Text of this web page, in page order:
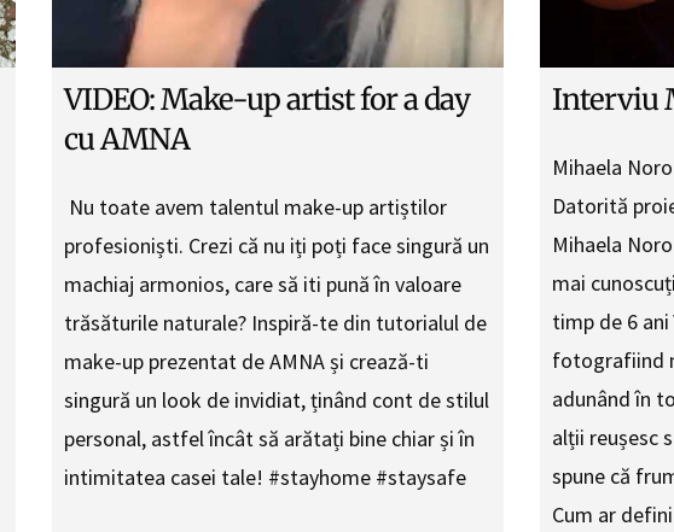
VIDEO: Make-up artist for a day
cu AMNA
Nu toate avem talentul make-up artiștilor
profesioniști. Crezi că nu iți poți face singură un
machiaj armonios, care să iti pună în valoare
trăsăturile naturale? Inspiră-te din tutorialul de
make-up prezentat de AMNA și crează-ti
singură un look de invidiat, ținând cont de stilul
personal, astfel încât să arătați bine chiar și în
intimitatea casei tale! #stayhome #staysafe
Interviu
Mihaela
Datorită
Mihaela
mai
timp de 6
fotografiind
adunând în
alții reușesc
spune că
Cum ar